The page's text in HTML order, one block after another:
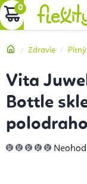
Prejsť
na
NÁKUPNÝ
Domov
Zdravie
Vita
Bottle